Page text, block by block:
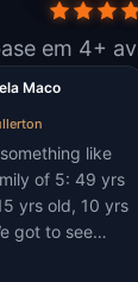
em 4+
Maco
like
of 5: 49 yrs
yrs old, 10 yrs
got to see
city we